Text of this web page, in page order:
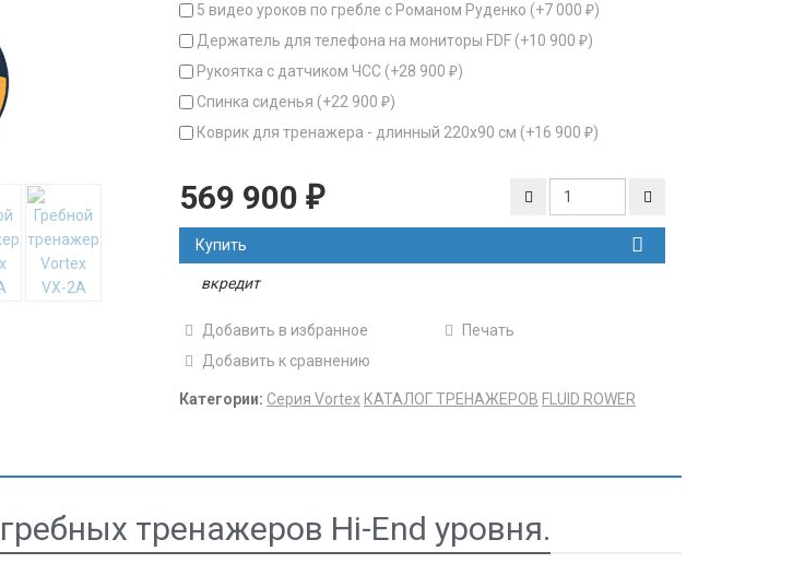
5 видео уроков по гребле с Романом Руденко (+7 000 ₽)
Держатель для телефона на мониторы FDF (+10 900 ₽)
Рукоятка с датчиком ЧСС (+28 900 ₽)
Спинка сиденья (+22 900 ₽)
Коврик для тренажера - длинный 220х90 см (+16 900 ₽)
569 900 ₽
Купить
вкредит
Добавить в избранное
Печать
Добавить к сравнению
Категории: Серия Vortex КАТАЛОГ ТРЕНАЖЕРОВ FLUID ROWER
тренажеров Hi-End уровня.